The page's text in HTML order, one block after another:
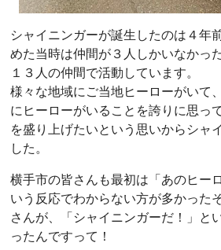
シャイニンガーが誕生したのは４年
めた当時は仲間が３人しかいなかっ
１３人の仲間で活動しています。
様々な地域にご当地ヒーローがいて
にヒーローがいることを誇りに思っ
を盛り上げたいという思いからシャ
した。
横手市の皆さんも最初は「あのヒー
いう反応でわからない方が多かった
さんが、「シャイニンガーだ！」と
ったんですって！